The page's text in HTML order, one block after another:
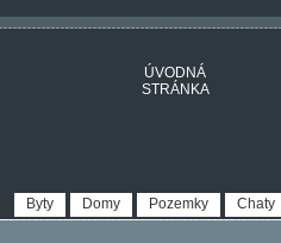
ÚVODNÁ
STRÁNKA
Byty Domy Pozemky Chaty